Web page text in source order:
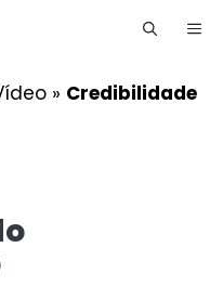
» Credibilidade